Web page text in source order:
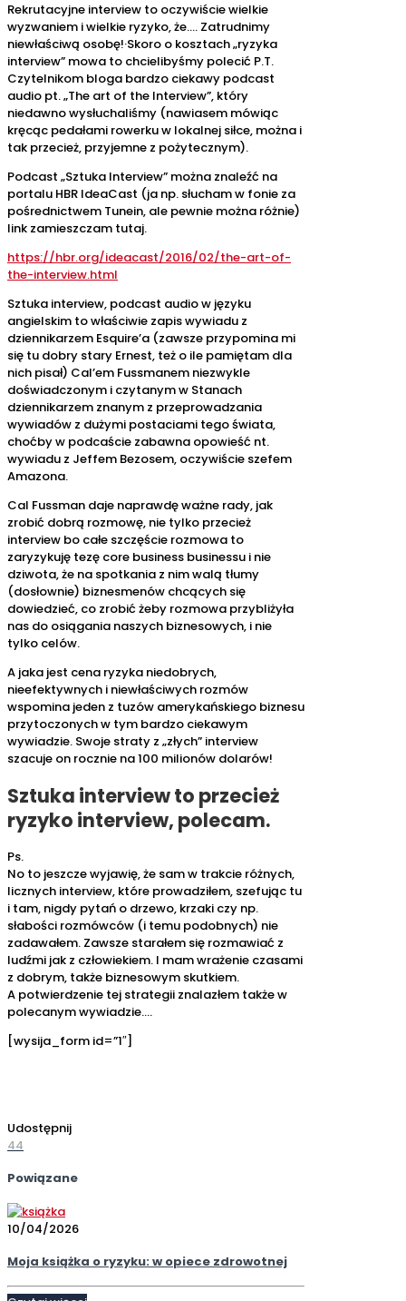
Rekrutacyjne interview to oczywiście wielkie
wyzwaniem i wielkie ryzyko, że…. Zatrudnimy
niewłaściwą osobę!·Skoro o kosztach „ryzyka
interview” mowa to chcielibyśmy polecić P.T.
Czytelnikom bloga bardzo ciekawy podcast
audio pt. „The art of the Interview”, który
niedawno wysłuchaliśmy (nawiasem mówiąc
kręcąc pedałami rowerku w lokalnej siłce, można i
tak przecież, przyjemne z pożytecznym).
Podcast „Sztuka Interview” można znaleźć na
portalu HBR IdeaCast (ja np. słucham w fonie za
pośrednictwem Tunein, ale pewnie można różnie)
link zamieszczam tutaj.
https://hbr.org/ideacast/2016/02/the-art-of-
the-interview.html
Sztuka interview, podcast audio w języku
angielskim to właściwie zapis wywiadu z
dziennikarzem Esquire’a (zawsze przypomina mi
się tu dobry stary Ernest, też o ile pamiętam dla
nich pisał) Cal’em Fussmanem niezwykle
doświadczonym i czytanym w Stanach
dziennikarzem znanym z przeprowadzania
wywiadów z dużymi postaciami tego świata,
choćby w podcaście zabawna opowieść nt.
wywiadu z Jeffem Bezosem, oczywiście szefem
Amazona.
Cal Fussman daje naprawdę ważne rady, jak
zrobić dobrą rozmowę, nie tylko przecież
interview bo całe szczęście rozmowa to
zaryzykuję tezę core business businessu i nie
dziwota, że na spotkania z nim walą tłumy
(dosłownie) biznesmenów chcących się
dowiedzieć, co zrobić żeby rozmowa przybliżyła
nas do osiągania naszych biznesowych, i nie
tylko celów.
A jaka jest cena ryzyka niedobrych,
nieefektywnych i niewłaściwych rozmów
wspomina jeden z tuzów amerykańskiego biznesu
przytoczonych w tym bardzo ciekawym
wywiadzie. Swoje straty z „złych” interview
szacuje on rocznie na 100 milionów dolarów!
Sztuka interview to przecież
ryzyko interview, polecam.
Ps.
No to jeszcze wyjawię, że sam w trakcie różnych,
licznych interview, które prowadziłem, szefując tu
i tam, nigdy pytań o drzewo, krzaki czy np.
słabości rozmówców (i temu podobnych) nie
zadawałem. Zawsze starałem się rozmawiać z
ludźmi jak z człowiekiem. I mam wrażenie czasami
z dobrym, także biznesowym skutkiem.
A potwierdzenie tej strategii znalazłem także w
polecanym wywiadzie….
[wysija_form id=”1″]
Udostępnij
44
Powiązane
10/04/2026
Moja książka o ryzyku: w opiece zdrowotnej